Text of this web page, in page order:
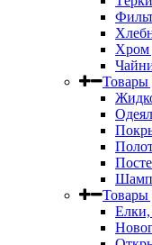
Хром
Товары
Товары
Елки,